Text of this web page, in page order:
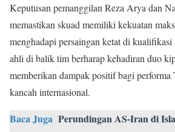
Keputusan pemanggilan Reza Arya dan
memastikan skuad memiliki kekuatan
menghadapi persaingan ketat di
ahli di balik tim berharap kehadiran duo
memberikan dampak positif bagi performa
kancah internasional.
Baca Juga Perundingan AS-Iran di